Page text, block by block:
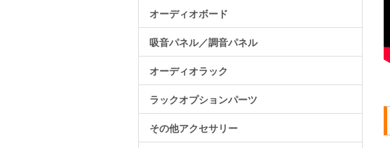
オーディオボード
吸音パネル／調音パネル
オーディオラック
ラックオプションパーツ
その他アクセサリー